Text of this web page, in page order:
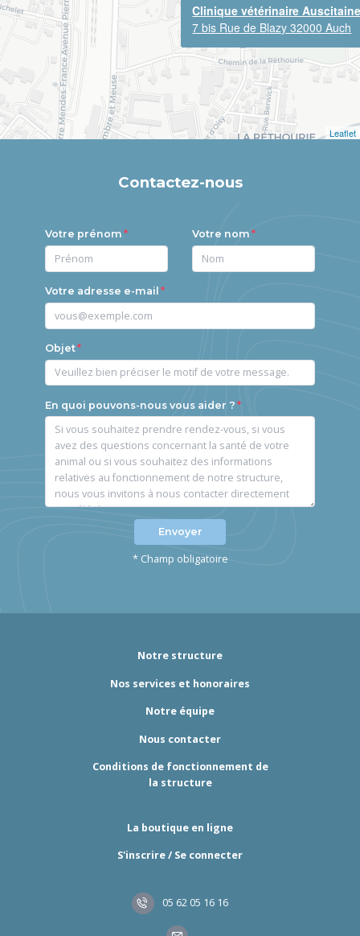
Clinique vétérinaire
7 bis Rue de Blazy 32000 Auch
Leaflet
Contactez-nous
Votre prénom Votre nom
Votre adresse e-mail
Objet
En quoi pouvons-nous vous aider ?
Envoyer
* Champ obligatoire
Notre structure
Nos services et honoraires
Notre équipe
Nous contacter
Conditions de fonctionnement de
la structure
La boutique en ligne
S'inscrire / Se connecter
05 62 05 16 16